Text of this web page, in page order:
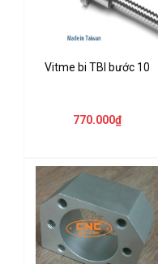
Vitme bi TBI bước 10
770.000₫